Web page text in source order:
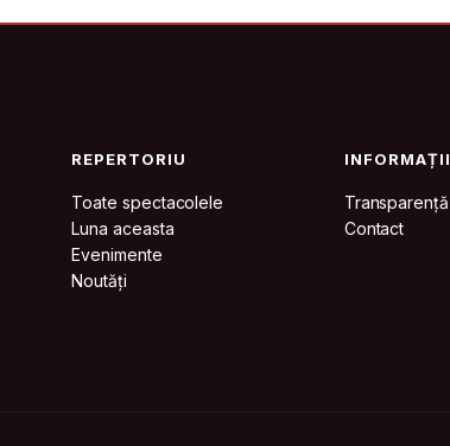
REPERTORIU
Toate spectacolele
Luna aceasta
Evenimente
Noutăți
INFORMAȚII
Transparență
Contact